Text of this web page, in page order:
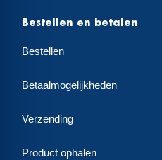
Bestellen en betalen
Bestellen
Betaalmogelijkheden
Verzending
Product ophalen